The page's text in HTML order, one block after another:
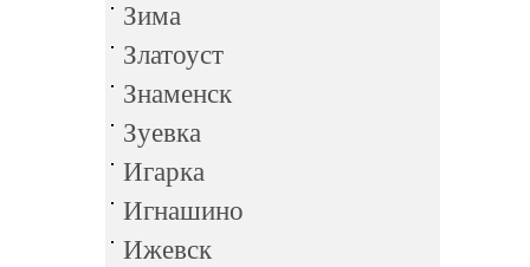
Зима
Златоуст
Знаменск
Зуевка
Игарка
Игнашино
Ижевск